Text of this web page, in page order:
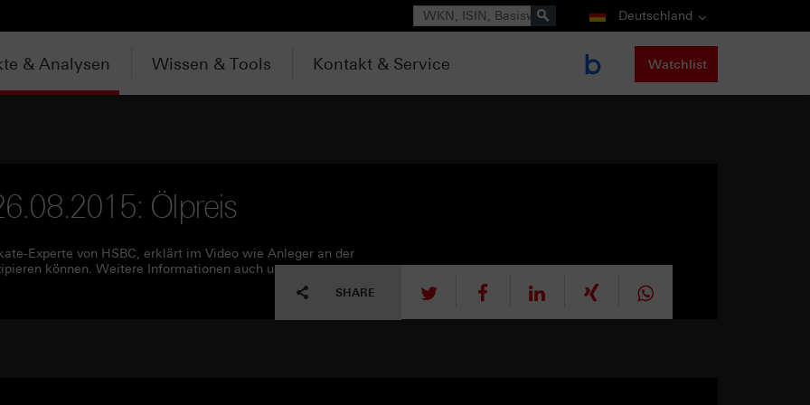
Suche Deutschland
& Analysen Wissen & Tools Kontakt & Service Watchlist
Ölpreis
Experte von HSBC, erklärt im Video wie Anleger an der
können. Weitere Informationen auch unter
SHARE tweet mitteilen